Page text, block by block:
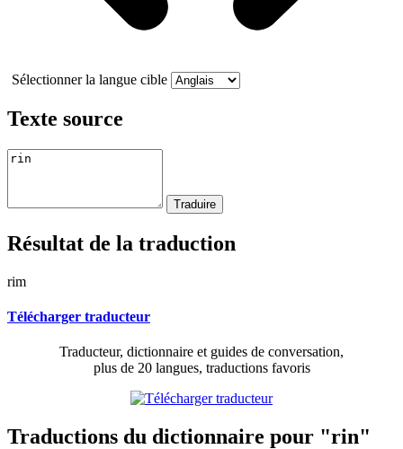
Sélectionner la langue cible
Texte source
Résultat de la traduction
rim
Télécharger traducteur
Traducteur, dictionnaire et guides de conversation,
plus de 20 langues, traductions favoris
Traductions du dictionnaire pour "rin"